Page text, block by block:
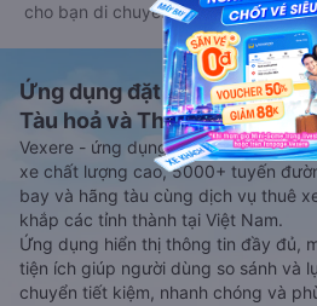
cho bạn di chuyển.
Ứng dụng đặt vé Xe khách,
Tàu hoả và Thuê xe
Vexere - ứng dụng đặt vé đa
xe chất lượng cao, 5000+ tuyến
bay và hãng tàu cùng dịch vụ thuê
khắp các tỉnh thành tại Việt Nam.
Ứng dụng hiển thị thông tin đầy đủ,
tiện ích giúp người dùng so sánh và
chuyển tiết kiệm, nhanh chóng và